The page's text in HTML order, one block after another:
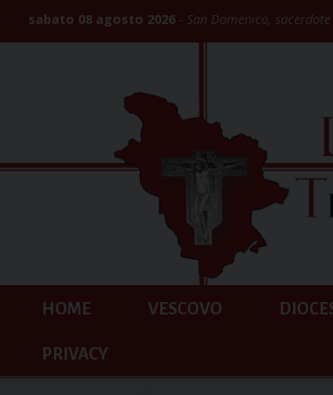
sabato 08 agosto 2026 San Domenico, sacerdote
HOME VESCOVO
PRIVACY